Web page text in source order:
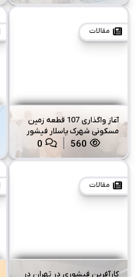
مقالات
آغاز واگذاری 107 قطعه زمین
مسکونی شهرک پاسلار فیشور
560
0
مقالات
کارآفرین فیشوری در تهران در